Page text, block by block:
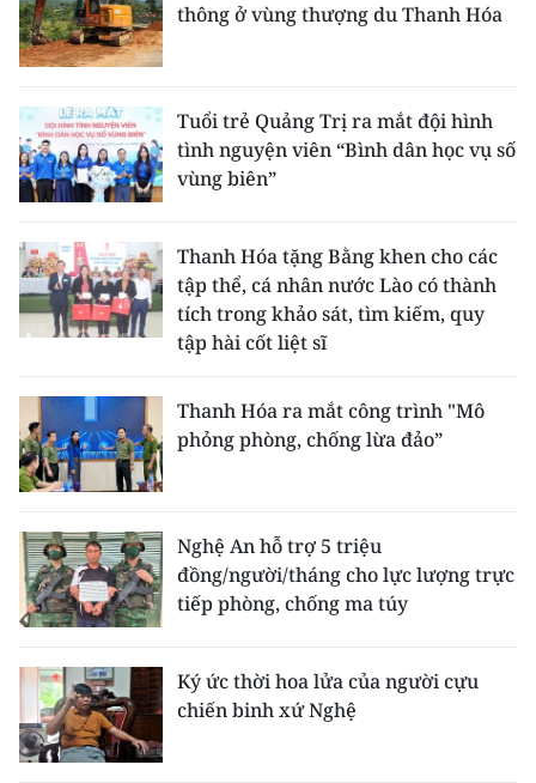
thông ở vùng thượng du Thanh Hóa
Tuổi trẻ Quảng Trị ra mắt đội hình
tình nguyện viên “Bình dân học vụ số
vùng biên”
Thanh Hóa tặng Bằng khen cho các
tập thể, cá nhân nước Lào có thành
tích trong khảo sát, tìm kiếm, quy
tập hài cốt liệt sĩ
Thanh Hóa ra mắt công trình "Mô
phỏng phòng, chống lừa đảo”
Nghệ An hỗ trợ 5 triệu
đồng/người/tháng cho lực lượng trực
tiếp phòng, chống ma túy
Ký ức thời hoa lửa của người cựu
chiến binh xứ Nghệ